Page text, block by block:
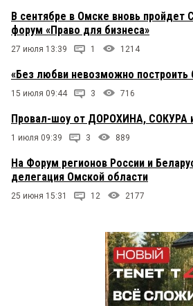
В сентябре в Омске вновь пройдет
форум «Право для бизнеса»
27 июля 13:39 1 1214
«Без любви невозможно построить
15 июля 09:44 3 716
Провал-шоу от ДОРОХИНА, СОКУРА
1 июля 09:39 3 889
На Форум регионов России и
делегация Омской области
25 июня 15:31 12 2177